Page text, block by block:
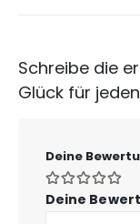
Schreibe die
Glück für
Deine
Deine